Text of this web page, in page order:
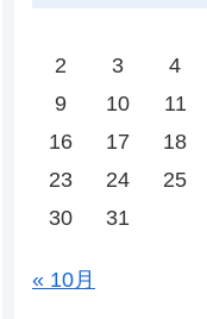
2
3 4
9
10 11
16
17 18
23
24 25
30
31
« 10月